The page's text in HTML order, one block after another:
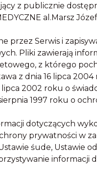
z publicznie
al.Marsz
przez Serwis i
Pliki zawierają
z którego
z dnia 16 lipca
2002 roku o
1997 roku o
dotyczących
prywatności w
śude, Ustawie